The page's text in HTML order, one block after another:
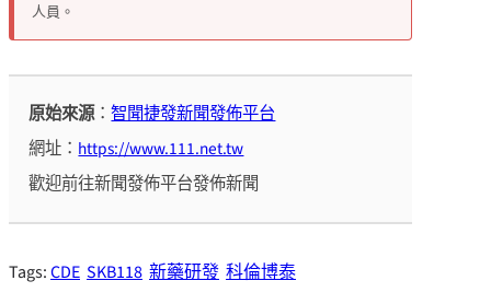
人員。
原始來源：智聞捷發新聞發佈平台
網址： https://www.111.net.tw
歡迎前往新聞發佈平台發佈新聞
Tags:CDE SKB118 新藥研發 科倫博泰